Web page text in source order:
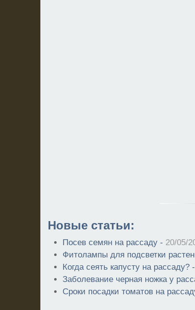
Новые статьи:
Посев семян на рассаду - 20/05/
Фитолампы для подсветки
Когда сеять капусту на рассаду?
Заболевание черная ножка у
Сроки посадки томатов на